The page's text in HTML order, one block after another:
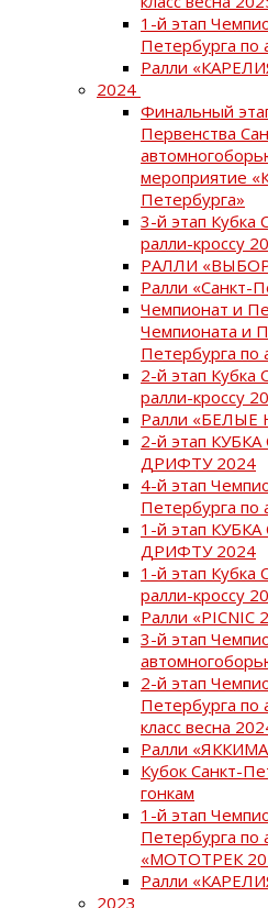
1-й этап
Петербурга по
Ралли
2024
Финальный
Первенства
мероприятие
Петербурга»
3-й этап Кубка
ралли-кроссу
РАЛЛИ
Ралли «Санкт-
Чемпионат и
Чемпионата и
Петербурга по
2-й этап Кубка
ралли-кроссу
Ралли «БЕЛЫЕ
2-й этап
ДРИФТУ 2024
4-й этап
Петербурга по
1-й этап
ДРИФТУ 2024
1-й этап Кубка
ралли-кроссу
Ралли «PICNIC
3-й этап
2-й этап
Петербурга
класс весна
Ралли
Кубок Санкт-
гонкам
1-й этап
Петербурга
«МОТОТРЕК
Ралли
2023